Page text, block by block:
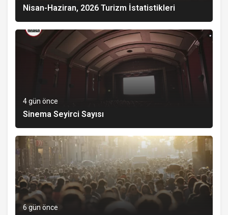
Nisan-Haziran, 2026 Turizm İstatistikleri
4 gün önce
Sinema Seyirci Sayısı
6 gün önce